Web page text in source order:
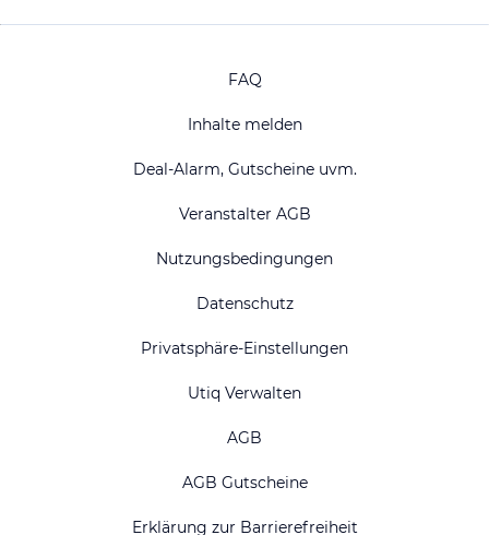
FAQ
Inhalte melden
Deal-Alarm, Gutscheine uvm.
Veranstalter AGB
Nutzungsbedingungen
Datenschutz
Privatsphäre-Einstellungen
Utiq Verwalten
AGB
AGB Gutscheine
Erklärung zur Barrierefreiheit